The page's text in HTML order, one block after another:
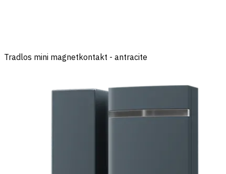
Tradlos mini magnetkontakt - antracite